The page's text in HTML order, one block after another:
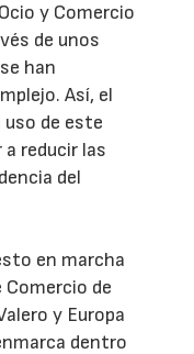
y Comercio
de unos
han
Así, el
de este
reducir las
del
en marcha
Comercio de
y Europa
dentro